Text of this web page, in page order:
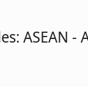
ASEAN